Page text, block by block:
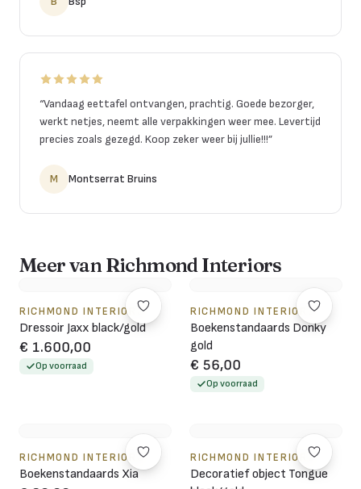
“Vandaag eettafel ontvangen, prachtig. Goede bezorger,
werkt netjes, neemt alle verpakkingen weer mee. Levertijd
precies zoals gezegd. Koop zeker weer bij jullie!!!”
M Montserrat Bruins
Meer van Richmond Interiors
RICHMOND INTERIORS
Dressoir Jaxx black/gold
€ 1.600,00
Op voorraad
RICHMOND INTERIORS
Boekenstandaards Donky
gold
€ 56,00
Op voorraad
RICHMOND INTERIORS
Boekenstandaards Xia
RICHMOND INTERIORS
Decoratief object Tongue